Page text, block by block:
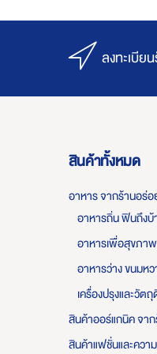
ลงทะเบีย
สินค้าทั้งหมด
อาหาร จากร้านอร่อ
อาหารถิ่น ฟินถึงบ้
อาหารเพื่อสุขภาพ
อาหารว่าง ขนมห
เครื่องปรุงและวัต
สินค้าออร์แกนิค จา
สินค้าแฟชั่นและควา